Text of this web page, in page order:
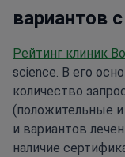
вариантов
Рейтинг клиник
science. В его
количество
(положительные и
и вариантов
наличие